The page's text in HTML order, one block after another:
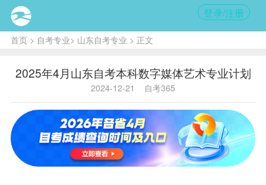
登录/注册
首页> 自考专业> 山东自考专业 > 正文
2025年4月山东自考本科数字媒体艺术专业计划
2024-12-21 自考365